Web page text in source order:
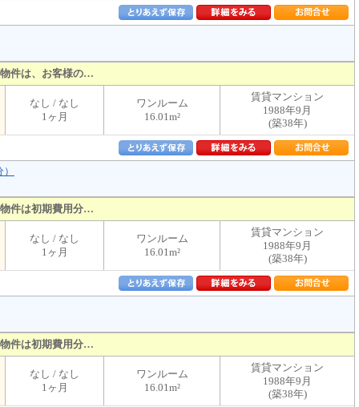
件は、お客様の…
なし / なし
1ヶ月
ワンルーム
16.01m²
賃貸マンション
1988年9月
(築38年)
件は初期費用分…
なし / なし
1ヶ月
ワンルーム
16.01m²
賃貸マンション
1988年9月
(築38年)
件は初期費用分…
なし / なし
1ヶ月
ワンルーム
16.01m²
賃貸マンション
1988年9月
(築38年)